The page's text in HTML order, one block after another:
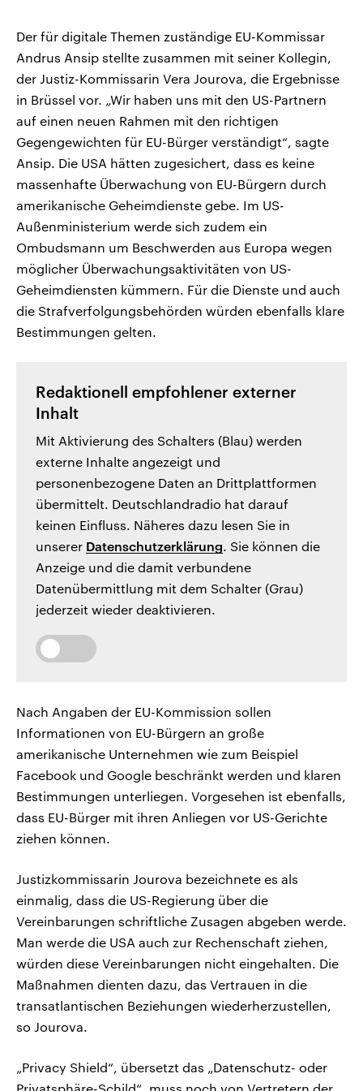
Der für digitale Themen zuständige EU-Kommissar
Andrus Ansip stellte zusammen mit seiner Kollegin,
der Justiz-Kommissarin Vera Jourova, die Ergebnisse
in Brüssel vor. „Wir haben uns mit den US-Partnern
auf einen neuen Rahmen mit den richtigen
Gegengewichten für EU-Bürger verständigt“, sagte
Ansip. Die USA hätten zugesichert, dass es keine
massenhafte Überwachung von EU-Bürgern durch
amerikanische Geheimdienste gebe. Im US-
Außenministerium werde sich zudem ein
Ombudsmann um Beschwerden aus Europa wegen
möglicher Überwachungsaktivitäten von US-
Geheimdiensten kümmern. Für die Dienste und auch
die Strafverfolgungsbehörden würden ebenfalls klare
Bestimmungen gelten.
Redaktionell empfohlener externer
Inhalt
Mit Aktivierung des Schalters (Blau) werden
externe Inhalte angezeigt und
personenbezogene Daten an Drittplattformen
übermittelt. Deutschlandradio hat darauf
keinen Einfluss. Näheres dazu lesen Sie in
unserer Datenschutzerklärung. Sie können die
Anzeige und die damit verbundene
Datenübermittlung mit dem Schalter (Grau)
jederzeit wieder deaktivieren.
Nach Angaben der EU-Kommission sollen
Informationen von EU-Bürgern an große
amerikanische Unternehmen wie zum Beispiel
Facebook und Google beschränkt werden und klaren
Bestimmungen unterliegen. Vorgesehen ist ebenfalls,
dass EU-Bürger mit ihren Anliegen vor US-Gerichte
ziehen können.
Justizkommissarin Jourova bezeichnete es als
einmalig, dass die US-Regierung über die
Vereinbarungen schriftliche Zusagen abgeben werde.
Man werde die USA auch zur Rechenschaft ziehen,
würden diese Vereinbarungen nicht eingehalten. Die
Maßnahmen dienten dazu, das Vertrauen in die
transatlantischen Beziehungen wiederherzustellen,
so Jourova.
„Privacy Shield“, übersetzt das „Datenschutz- oder